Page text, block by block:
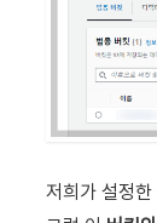
저희가 설정